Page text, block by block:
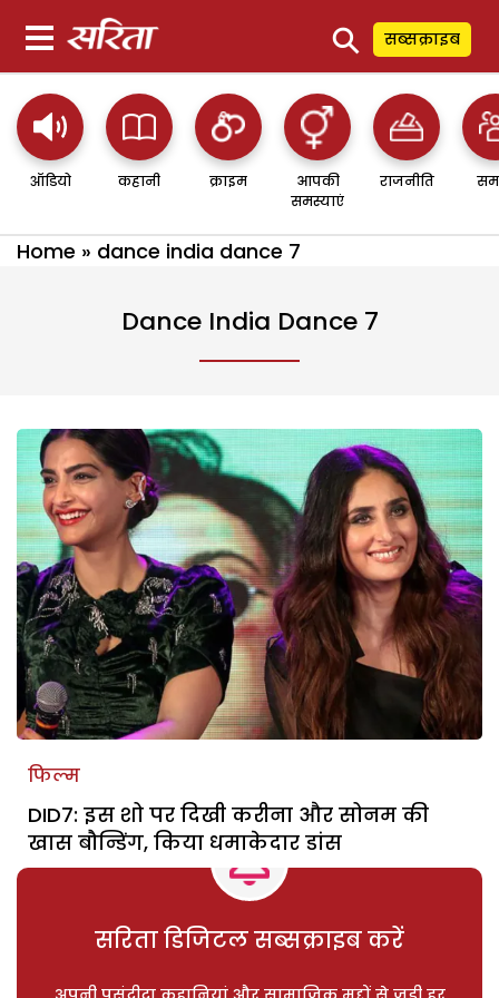
⚲ सब्सक्राइब
ऑडियो कहानी क्राइम
आपकी
समस्याएं
राजनीति
Home » dance india dance 7
Dance India Dance 7
फिल्म
DID7: इस शो पर दिखी करीना और सोनम की
खास बौन्डिंग, किया धमाकेदार डांस
सरिता डिजिटल सब्सक्राइब करें